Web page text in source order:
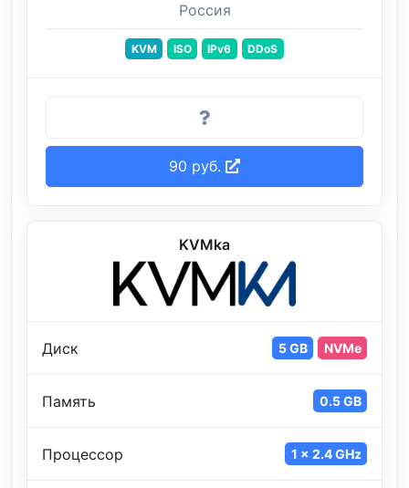
Россия
KVM ISO IPv6 DDoS
90 руб.
KVMka
Диск 5 GB NVMe
Память 0.5 GB
Процессор 1 x 2.4 GHz